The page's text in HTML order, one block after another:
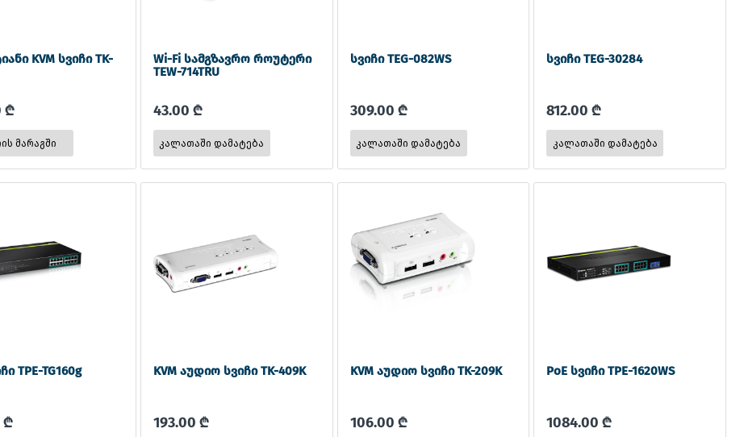
KVM სვიჩი TK-
₾
მარაგში
Wi-Fi სამგზავრო როუტერი
TEW-714TRU
43.00 ₾
სვიჩი TEG-082WS
309.00 ₾
სვიჩი TEG-30284
812.00 ₾
TPE-TG160g
₾
KVM აუდიო სვიჩი TK-409K
193.00 ₾
KVM აუდიო სვიჩი TK-209K
106.00 ₾
PoE სვიჩი TPE-1620WS
1084.00 ₾